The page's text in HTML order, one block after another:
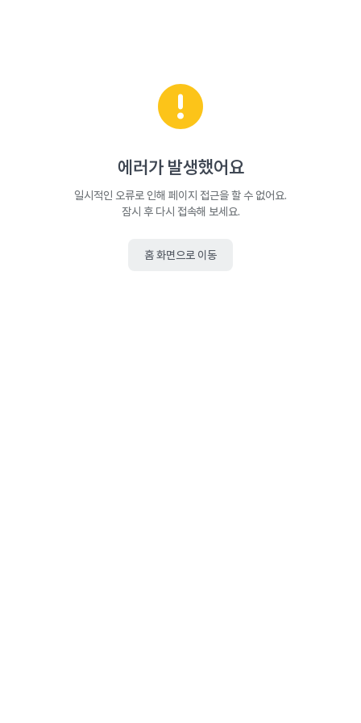
에러가 발생했어요
일시적인 오류로 인해 페이지 접근을 할 수 없어요.
잠시 후 다시 접속해 보세요.
홈 화면으로 이동